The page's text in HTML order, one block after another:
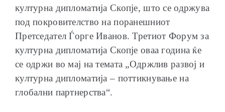
културна дипломатија Скопје, што се одржува
под покровителство на поранешниот
Претседател Ѓорге Иванов. Третиот Форум за
културна дипломатија Скопје оваа година ќе
се одржи во мај на темата „Одржлив развој и
културна дипломатија – поттикнување на
глобални партнерства“.